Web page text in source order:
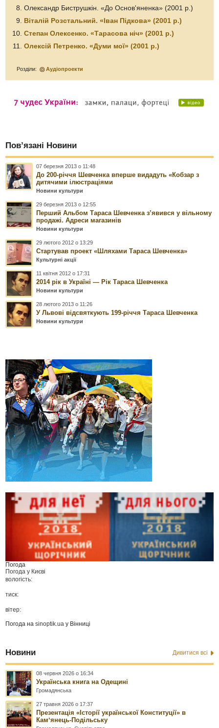
Олександр Биструшкін. «До Основ'яненка» (2001 р.)
Віталій Розстальний. «Іван Підкова» (2001 р.)
Степан Олексенко. «Тарасова ніч» (2001 р.)
Олексій Петренко. «Думи мої» (2001 р.)
Розділи: Аудіопроекти
Пов’язані Новини
07 березня 2013 о 11:48
До 200-річчя Шевченка вперше видадуть «Кобзар з
дитячими ілюстраціями
Новини культури
29 березня 2013 о 12:55
Перший Альбом Тараса Шевченка з’явився у вільному
продажі. Адреси магазинів
Новини культури
29 лютого 2012 о 13:29
Стартував проект «Шляхами Тараса Шевченка»
Культурні акції
11 квітня 2012 о 17:31
2014 рік в Україні — Рік Тараса Шевченка
Новини культури
28 лютого 2013 о 11:26
У Львові відсвяткують 199-річчя Тараса Шевченка
Новини культури
Погода
Погода у Києві
вологість:
тиск:
вітер:
Погода наsinoptik.ua у Вінниці
Новини Дивитися всі
08 червня 2026 о 16:34
Українська книга на Одещині
Громадянська
27 травня 2026 о 17:37
Презентація «Історії української Конституції» в
Камʼянець-Подільську